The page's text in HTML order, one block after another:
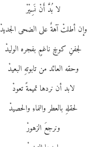
لا بُدَّ أَنْ نَسِيْرْ
وإن أطلتْ آهةٌ على الضحى الجديدْ
لجفنِ كوخٍ ناغمٍ بفجره الوليدْ
وحقه العائد من تابوتهِ البعيدْ
لابد أن نردها تميمةً تعودْ
لحقلهِ بالعطر والنماءِ والحصيدْ
ونرجعَ الزهورْ